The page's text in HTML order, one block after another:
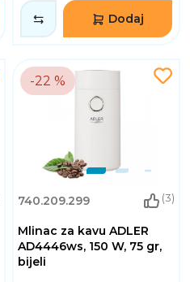
Dodaj
-22 %
740.209.299 (3)
Mlinac za kavu ADLER
AD4446ws, 150 W, 75 gr,
bijeli